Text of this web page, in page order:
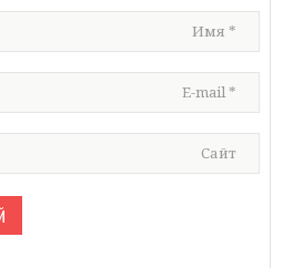
Имя*
E-mail*
Сайт